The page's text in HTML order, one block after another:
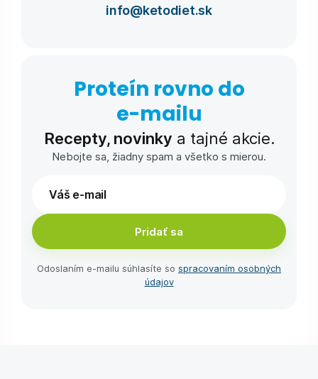
info@ketodiet.sk
Proteín rovno do
e-⁠mailu
Recepty, novinky a tajné akcie.
Nebojte sa, žiadny spam a všetko s mierou.
Pridať sa
Odoslaním e-⁠mailu súhlasíte so spracovaním osobných
údajov